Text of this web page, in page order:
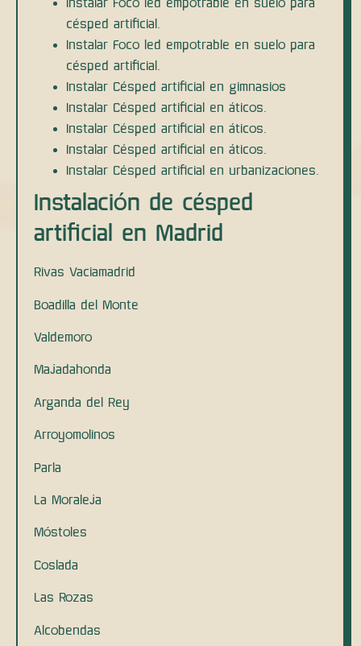
Instalar Foco led empotrable en suelo para
césped artificial.
Instalar Foco led empotrable en suelo para
césped artificial.
Instalar Césped artificial en gimnasios
Instalar Césped artificial en áticos.
Instalar Césped artificial en áticos.
Instalar Césped artificial en áticos.
Instalar Césped artificial en urbanizaciones.
Instalación de césped
artificial en Madrid
Rivas Vaciamadrid
Boadilla del Monte
Valdemoro
Majadahonda
Arganda del Rey
Arroyomolinos
Parla
La Moraleja
Móstoles
Coslada
Las Rozas
Alcobendas